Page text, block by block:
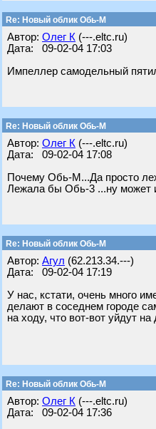
Re: Новый облик Обь-М
Автор: Олег К (---.eltc.ru)
Дата: 09-02-04 17:03
Импеллер самодельный
Re: Новый облик Обь-М
Автор: Олег К (---.eltc.ru)
Дата: 09-02-04 17:08
Почему Обь-М...Да просто
Лежала бы Обь-3 ...ну может
Re: Новый облик Обь-М
Автор: Агул (62.213.34.---)
Дата: 09-02-04 17:19
У нас, кстати, очень много
делают в соседнем городе
на ходу, что вот-вот уйдут на
Re: Новый облик Обь-М
Автор: Олег К (---.eltc.ru)
Дата: 09-02-04 17:36